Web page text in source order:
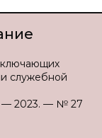
служебной
— 2023. — № 27